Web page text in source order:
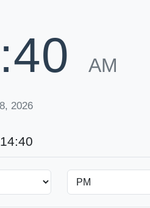
AM
2026